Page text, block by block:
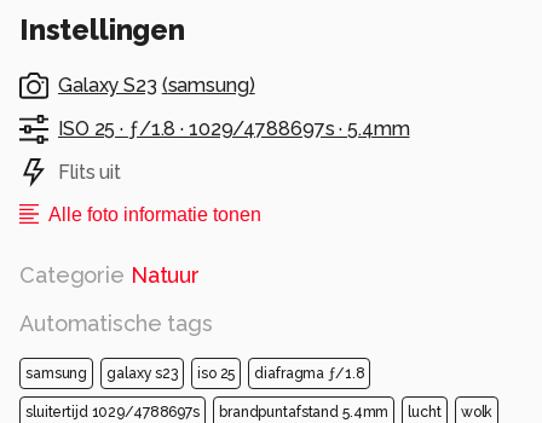
Instellingen
Galaxy S23 (samsung)
ISO 25 · ƒ/1.8 · 1029/4788697s ·5.4mm
Flits uit
Alle foto informatie tonen
Categorie Natuur
Automatische tags
samsung galaxy s23 iso 25 diafragma ƒ/1.8
sluitertijd 1029/4788697s brandpuntafstand 5.4mm lucht wolk